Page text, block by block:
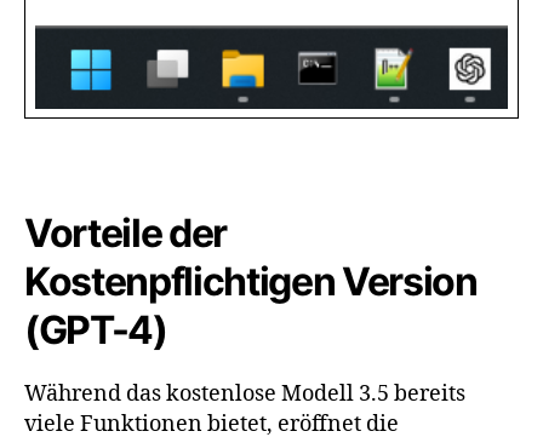
Vorteile der
Kostenpflichtigen Version
(GPT-4)
Während das kostenlose Modell 3.5 bereits
viele Funktionen bietet, eröffnet die